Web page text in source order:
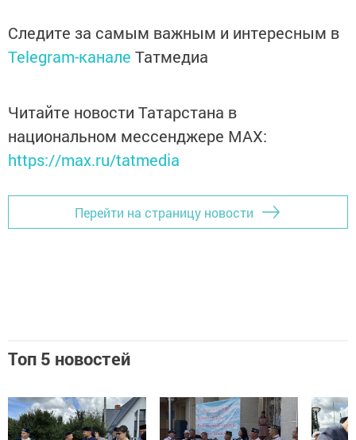
Следите за самым важным и интересным в
Telegram-канале Татмедиа
Читайте новости Татарстана в
национальном мессенджере MАХ:
https://max.ru/tatmedia
Перейти на страницу новости
Топ 5 новостей